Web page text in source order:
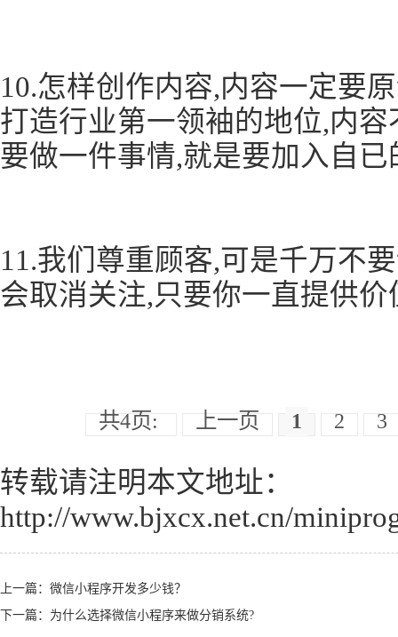
10.怎样创作内容,内容一定要
打造行业第一领袖的地位,内
要做一件事情,就是要加入自
11.我们尊重顾客,可是千万不
会取消关注,只要你一直提供
共4页: 上一页 1 2 3
转载请注明本文地址：
http://www.bjxcx.net.cn/
上一篇： 微信小程序开发多少钱？
下一篇： 为什么选择微信小程序来做分销系统?